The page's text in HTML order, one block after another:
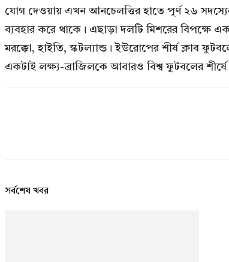
যোগ দেওয়ায় এখন আনচেলত্তির হাতে পূর্ণ ২৬ সদস্যের
ব্যবহার করে থাকে। এছাড়া দলটি মিশরের বিপক্ষে
মরক্কো, হাইতি, স্কটল্যান্ড। ইউরোপের শীর্ষ ক্লাব
একটাই লক্ষ্য-ব্রাজিলকে আবারও বিশ্ব ফুটবলের শীর্ষে
সর্বশেষ খবর